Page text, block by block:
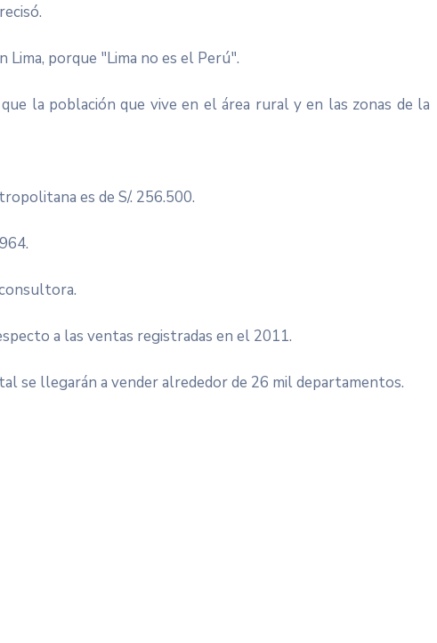
Lima, porque "Lima no es el Perú".
la población que vive en el área rural y en las zonas de la
es de S/. 256.500.
a las ventas registradas en el 2011.
se llegarán a vender alrededor de 26 mil departamentos.